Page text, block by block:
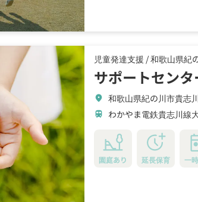
児童発達支援 /和歌山県紀
サポートセン
location_on 和歌山県紀の川市貴志
train わかやま電鉄貴志川線
園庭あり 延長保育 一